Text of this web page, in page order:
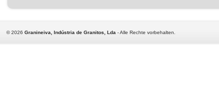
©2026 Granineiva, Indústria de Granitos, Lda - Alle Rechte vorbehalten.